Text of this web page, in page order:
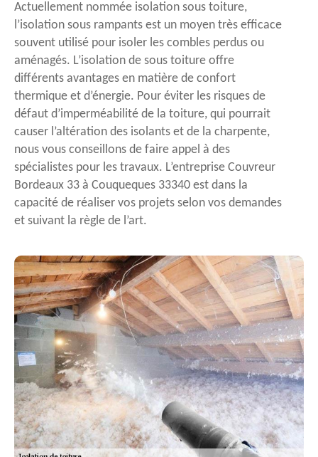
Actuellement nommée isolation sous toiture,
l’isolation sous rampants est un moyen très efficace
souvent utilisé pour isoler les combles perdus ou
aménagés. L’isolation de sous toiture offre
différents avantages en matière de confort
thermique et d’énergie. Pour éviter les risques de
défaut d’imperméabilité de la toiture, qui pourrait
causer l’altération des isolants et de la charpente,
nous vous conseillons de faire appel à des
spécialistes pour les travaux. L’entreprise Couvreur
Bordeaux 33 à Couqueques 33340 est dans la
capacité de réaliser vos projets selon vos demandes
et suivant la règle de l’art.